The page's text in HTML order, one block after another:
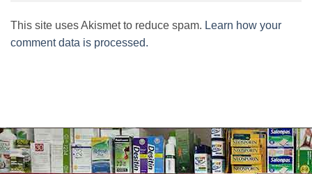
This site uses Akismet to reduce spam. Learn how your
comment data is processed.